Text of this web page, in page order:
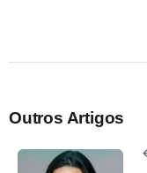
Outros Artigos